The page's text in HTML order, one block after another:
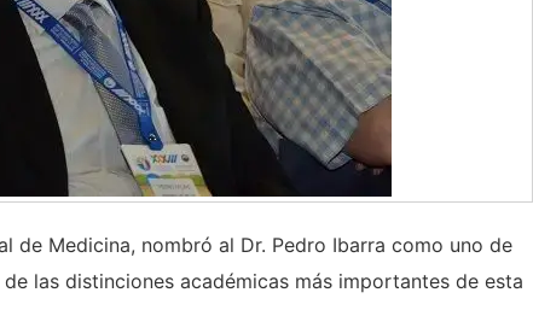
de Medicina, nombró al Dr. Pedro Ibarra como uno de
las distinciones académicas más importantes de esta